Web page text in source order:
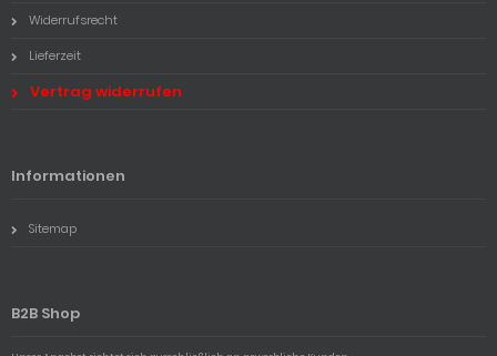
Widerrufsrecht
Lieferzeit
Vertrag widerrufen
Informationen
Sitemap
B2B Shop